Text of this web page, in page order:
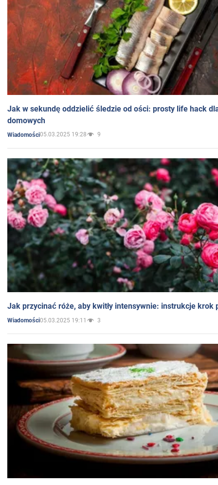
Jak w sekundę oddzielić śledzie od ości: prosty life hack
domowych
Wiadomości05.03.2025 19:28 9
Jak przycinać róże, aby kwitły intensywnie: instrukcje krok
Wiadomości05.03.2025 19:11 3